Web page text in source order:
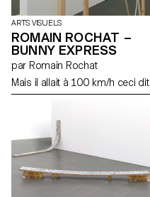
ARTS VISUELS
ROMAIN ROCHAT –
BUNNY EXPRESS
par Romain Rochat
Mais il allait à 100 km/h ceci dit